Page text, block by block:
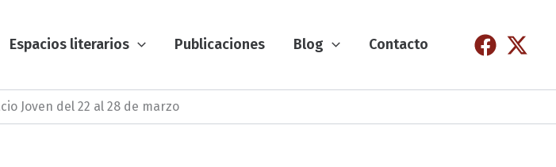
Espacios literarios Publicaciones Blog Contacto
Joven del 22 al 28 de marzo